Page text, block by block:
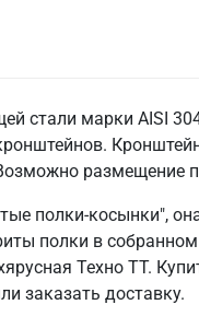
стали марки AISI
размещение
полки-косынки",
полки в
Техно ТТ.
заказать доставку.